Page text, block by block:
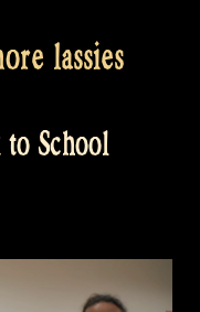
lassies
School